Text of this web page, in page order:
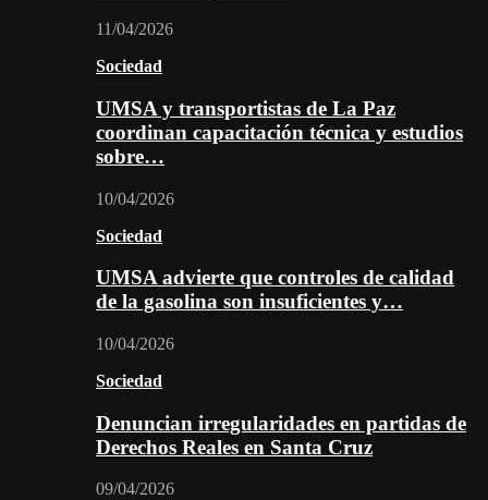
11/04/2026
Sociedad
UMSA y transportistas de La Paz
coordinan capacitación técnica y estudios
sobre…
10/04/2026
Sociedad
UMSA advierte que controles de calidad
de la gasolina son insuficientes y…
10/04/2026
Sociedad
Denuncian irregularidades en partidas de
Derechos Reales en Santa Cruz
09/04/2026